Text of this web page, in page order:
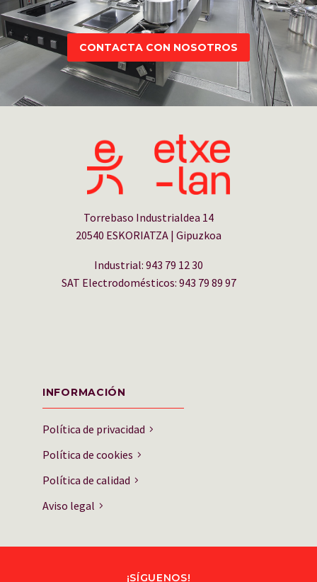
CONTACTA CON NOSOTROS
Torrebaso Industrialdea 14
20540 ESKORIATZA | Gipuzkoa
Industrial: 943 79 12 30
SAT Electrodomésticos: 943 79 89 97
INFORMACIÓN
Política de privacidad
Política de cookies
Política de calidad
Aviso legal
¡SÍGUENOS!